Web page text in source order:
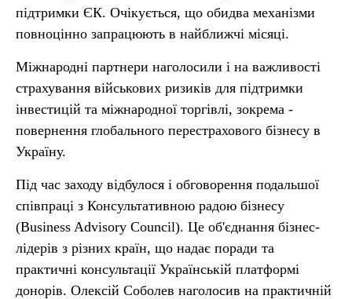
підтримки ЄК. Очікується, що обидва механізми
повноцінно запрацюють в найближчі місяці.
Міжнародні партнери наголосили і на важливості
страхування військових ризиків для підтримки
інвестицій та міжнародної торгівлі, зокрема -
повернення глобального перестрахового бізнесу в
Україну.
Під час заходу відбулося і обговорення подальшої
співпраці з Консультативною радою бізнесу
(Business Advisory Council). Це об'єднання бізнес-
лідерів з різних країн, що надає поради та
практичні консультації Українській платформі
донорів. Олексій Соболев наголосив на практичній